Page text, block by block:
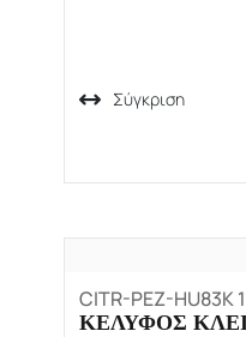
Σύγκριση
CITR-PEZ-HU83K 1
ΚΕΛΥΦΟΣ